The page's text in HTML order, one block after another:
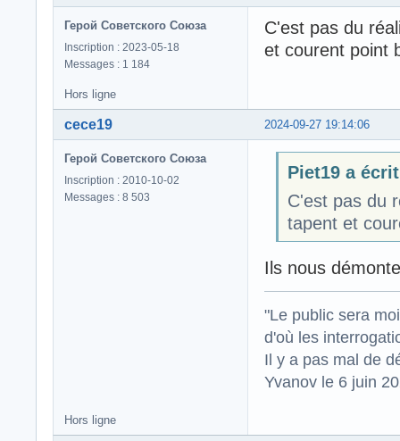
Герой Советского Союза
Inscription : 2023-05-18
Messages : 1 184
C'est pas du
et courent point
Hors ligne
2024-09-27 19:14:06
cece19
Герой Советского Союза
Inscription : 2010-10-02
Messages : 8 503
Piet19 a
C'est pas du
tapent et
Ils nous
"Le public sera
d'où les
Il y a pas mal de
Yvanov le 6 juin
Hors ligne